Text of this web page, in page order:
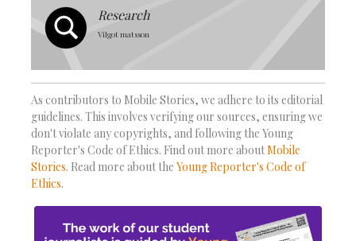
Research
Vilgot matsson
As contributors to Mobile Stories, we adhere to its editorial
guidelines. This involves verifying our sources, ensuring we
don't violate any copyrights, and following the Young
Reporter's Code of Ethics. Find out more aboutMobile
Stories. Read more about the Young Reporter's Code of
Ethics.